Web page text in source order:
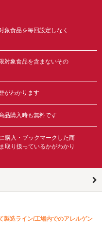
象食品を毎回設定しなく
対象食品を含まないその
がわかります
品購入時も無料です
購入・ブックマークした商
取り扱っているかがわかり
製造ライン/工場内でのアレルゲン